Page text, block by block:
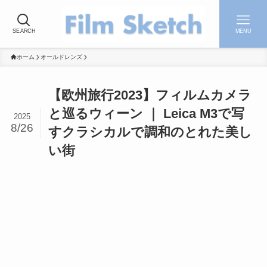
SEARCH MENU
ホーム オールドレンズ
【欧州旅行2023】フィルムカメラ
と巡るウィーン ｜ Leica M3で写
すクラシカルで調和のとれた美し
い街
2025
8/26